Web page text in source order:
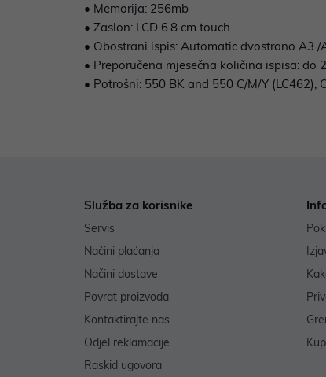
• Memorija: 256mb
• Zaslon: LCD 6.8 cm touch
• Obostrani ispis: Automatic dvostrano A3 /
• Preporučena mjesečna količina ispisa: do
• Potrošni: 550 BK and 550 C/M/Y (LC462),
Služba za korisnike
Servis
Načini plaćanja
Načini dostave
Povrat proizvoda
Kontaktirajte nas
Odjel reklamacije
Raskid ugovora